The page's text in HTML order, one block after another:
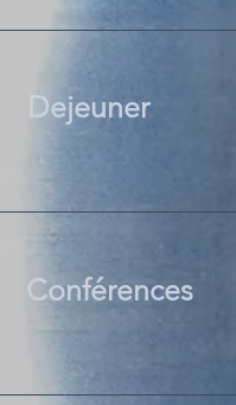
Dejeuner
Conférences